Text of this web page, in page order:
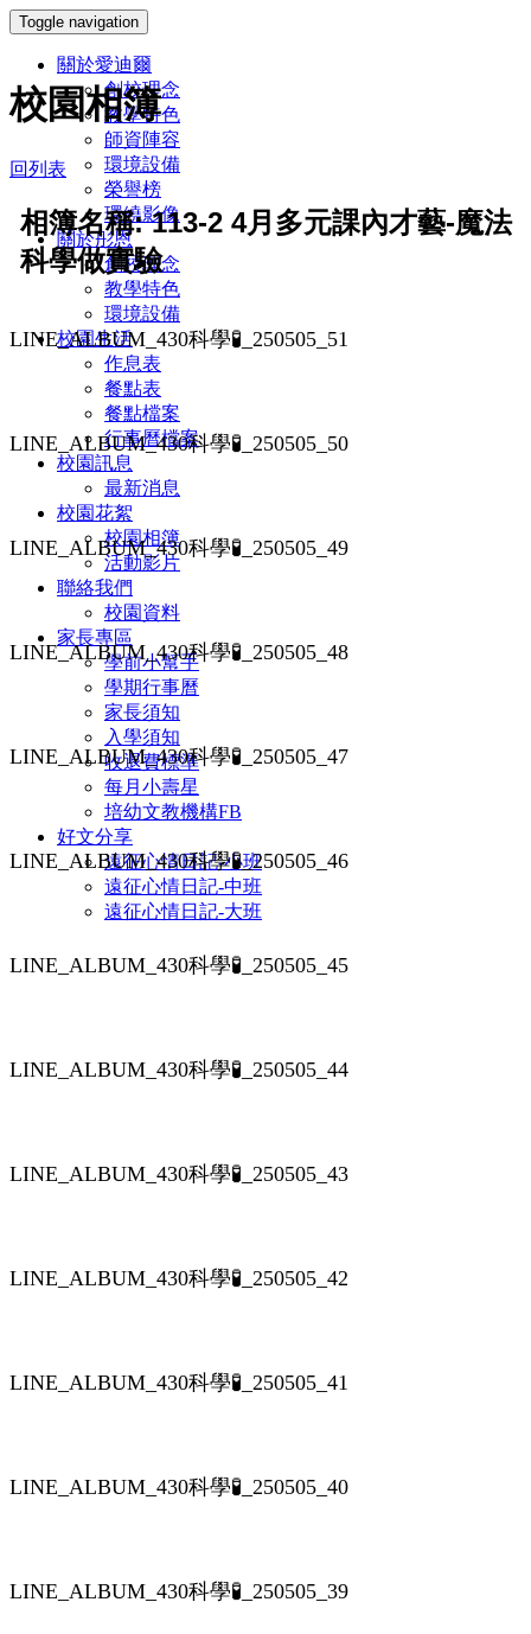
Toggle navigation
關於愛迪爾
創校理念
教學特色
師資陣容
環境設備
榮譽榜
環繞影像
關於彤恩
創校理念
教學特色
環境設備
校園生活
作息表
餐點表
餐點檔案
行事曆檔案
校園訊息
最新消息
校園花絮
校園相簿
活動影片
聯絡我們
校園資料
家長專區
學前小幫手
學期行事曆
家長須知
入學須知
收退費標準
每月小壽星
培幼文教機構FB
好文分享
遠征心情日記-小班
遠征心情日記-中班
遠征心情日記-大班
校園相簿
回列表
相簿名稱: 113-2 4月多元課內才藝-魔法
科學做實驗
LINE_ALBUM_430科學🧪_250505_51
LINE_ALBUM_430科學🧪_250505_50
LINE_ALBUM_430科學🧪_250505_49
LINE_ALBUM_430科學🧪_250505_48
LINE_ALBUM_430科學🧪_250505_47
LINE_ALBUM_430科學🧪_250505_46
LINE_ALBUM_430科學🧪_250505_45
LINE_ALBUM_430科學🧪_250505_44
LINE_ALBUM_430科學🧪_250505_43
LINE_ALBUM_430科學🧪_250505_42
LINE_ALBUM_430科學🧪_250505_41
LINE_ALBUM_430科學🧪_250505_40
LINE_ALBUM_430科學🧪_250505_39